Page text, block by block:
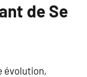
de Se
évolution,